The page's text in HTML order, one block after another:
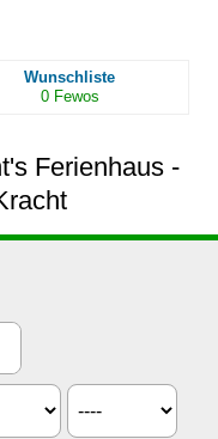
Wunschliste
0 Fewos
Ferienhaus -